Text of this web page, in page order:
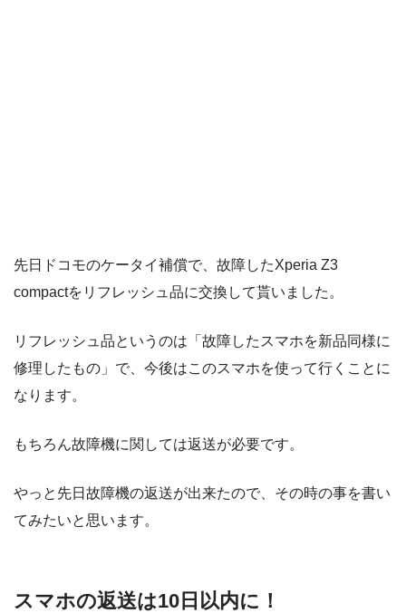
先日ドコモのケータイ補償で、故障したXperia Z3
compactをリフレッシュ品に交換して貰いました。
リフレッシュ品というのは「故障したスマホを新品同様に
修理したもの」で、今後はこのスマホを使って行くことに
なります。
もちろん故障機に関しては返送が必要です。
やっと先日故障機の返送が出来たので、その時の事を書い
てみたいと思います。
スマホの返送は10日以内に！